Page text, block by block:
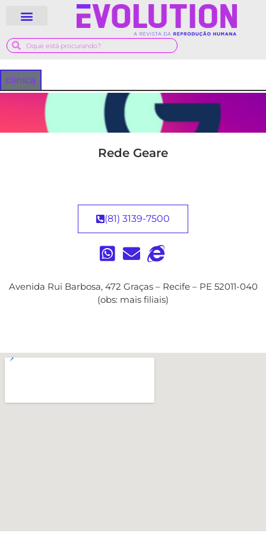
clinica
Rede Geare
(81) 3139-7500
Avenida Rui Barbosa, 472 Graças – Recife – PE 52011-040
(obs: mais filiais)